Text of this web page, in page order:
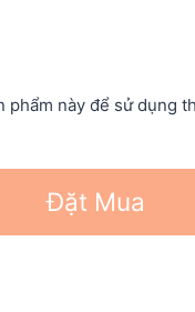
phẩm này để sử dụng
Đặt Mua